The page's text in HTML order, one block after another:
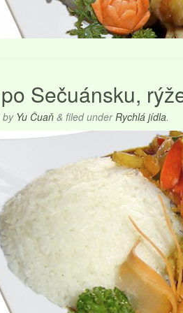
Sečuánsku,
by Yu Čuaň & filed underRychlá jídla.